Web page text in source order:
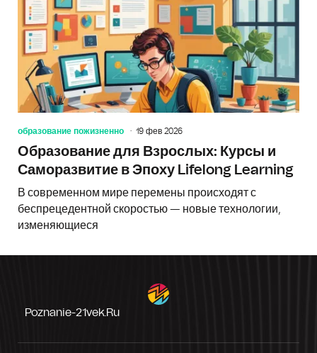
образование пожизненно 19 фев 2026
Образование для Взрослых: Курсы и
Саморазвитие в Эпоху Lifelong Learning
В современном мире перемены происходят с
беспрецедентной скоростью — новые технологии,
изменяющиеся
Poznanie-21vek.ru